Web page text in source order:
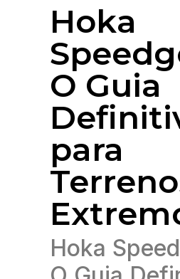
Hoka
O Guia
para
Hoka